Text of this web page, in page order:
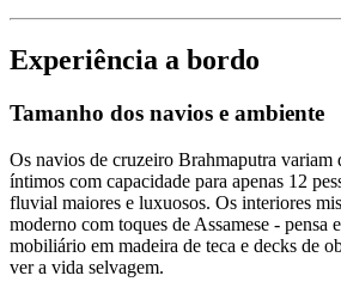
Experiência a bordo
Tamanho dos navios e ambiente
Os navios de cruzeiro Brahmaputra variam
íntimos com capacidade para apenas 12
fluvial maiores e luxuosos. Os interiores
moderno com toques de Assamese - pensa
mobiliário em madeira de teca e decks de
ver a vida selvagem.